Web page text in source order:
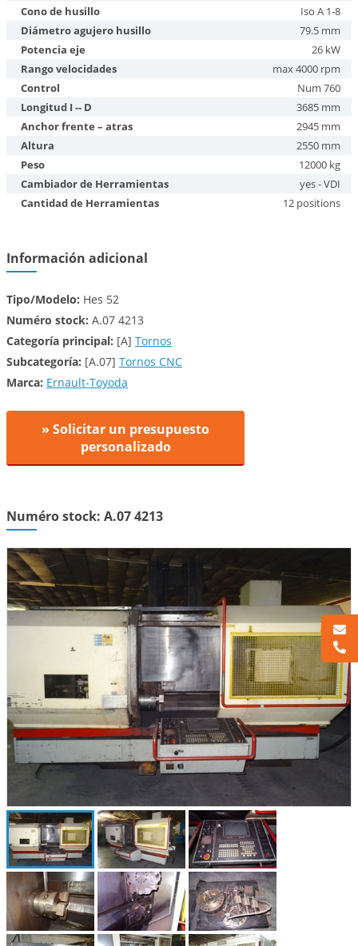
Cono de husillo
Iso A 1-8
Diámetro agujero husillo
79.5 mm
Potencia eje
26 kW
Rango velocidades
max 4000 rpm
Control
Num 760
Longitud I -- D
3685 mm
Anchor frente – atras
2945 mm
Altura
2550 mm
Peso
12000 kg
Cambiador de Herramientas
yes - VDI
Cantidad de Herramientas
12 positions
Información adicional
Tipo/Modelo: Hes 52
Numéro stock: A.07 4213
Categoría principal: [A] Tornos
Subcategoría: [A.07] Tornos CNC
Marca: Ernault-Toyoda
» Solicitar un presupuesto
personalizado
Numéro stock: A.07 4213